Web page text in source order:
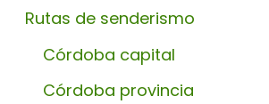
Rutas de senderismo
Córdoba capital
Córdoba provincia